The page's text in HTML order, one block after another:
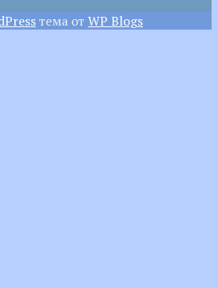
тема от WP Blogs